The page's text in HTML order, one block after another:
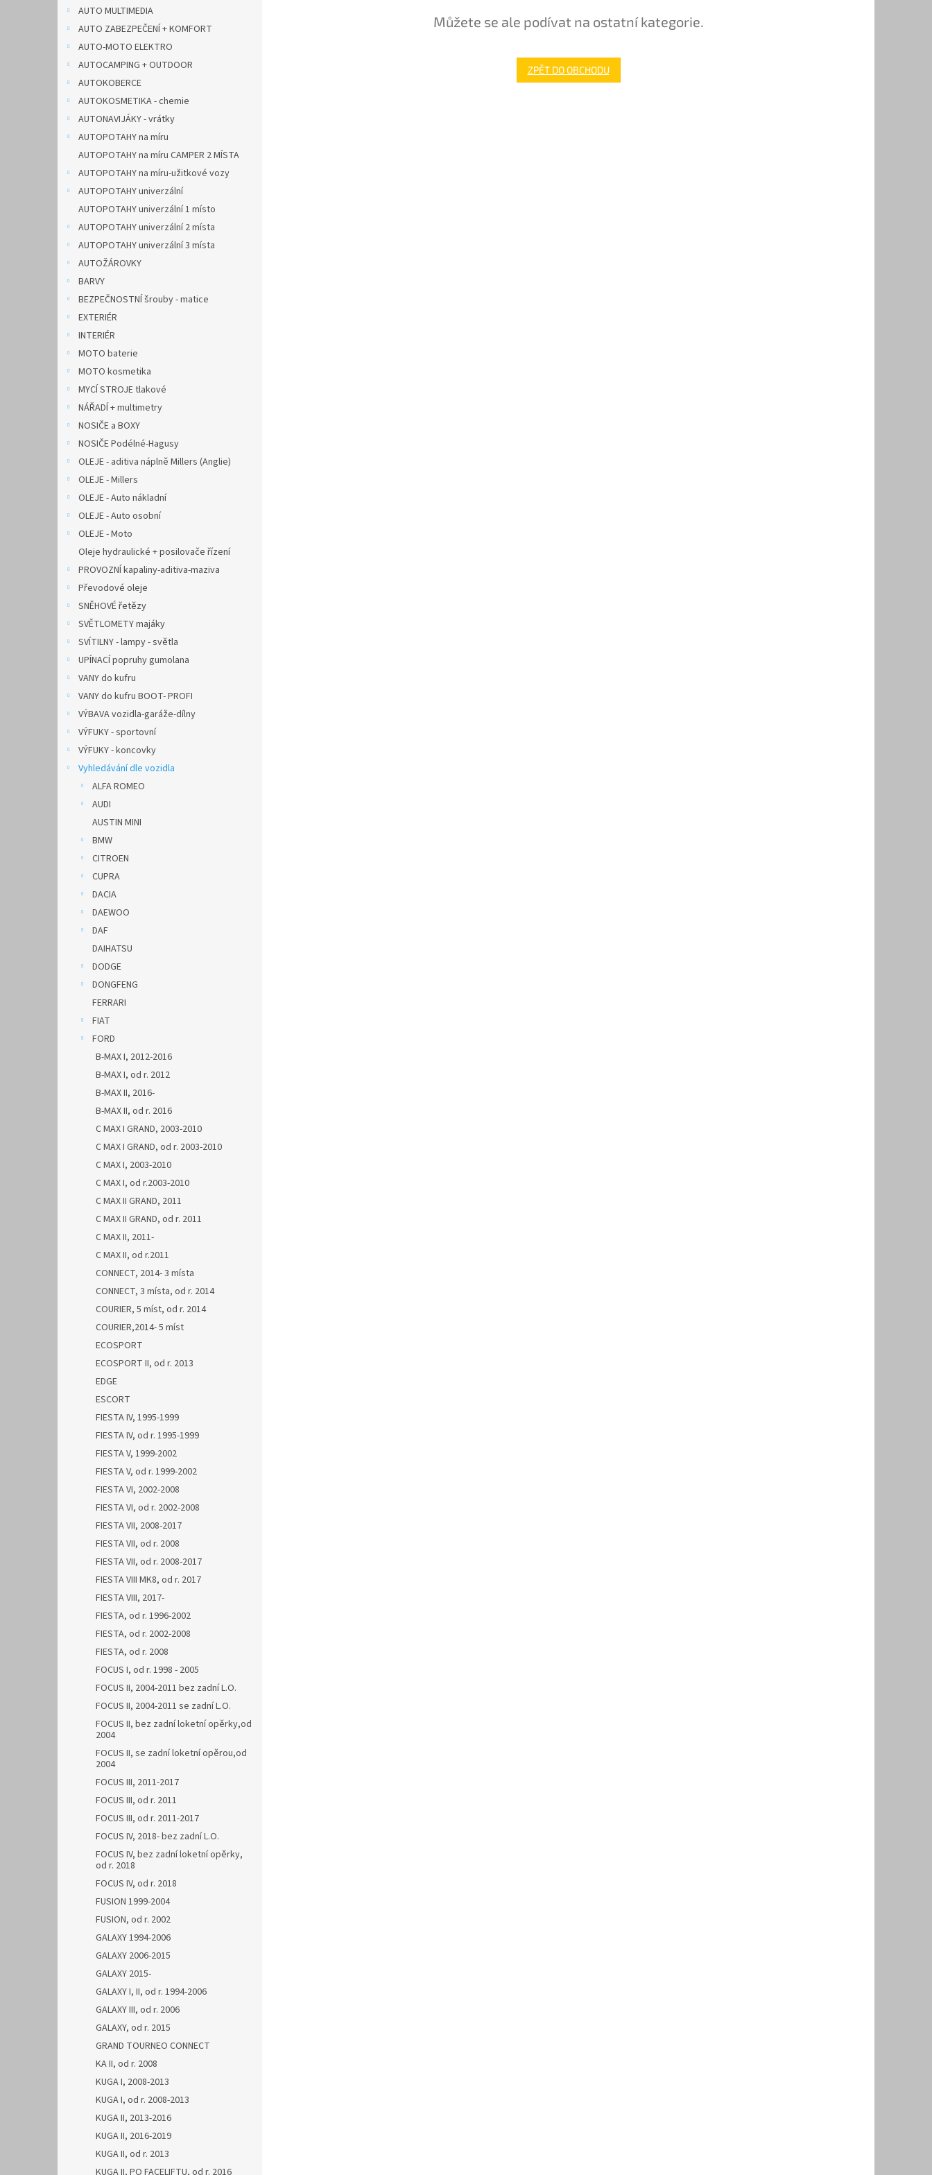
AUTO MULTIMEDIA
AUTO ZABEZPEČENÍ + KOMFORT
AUTO-MOTO ELEKTRO
AUTOCAMPING + OUTDOOR
AUTOKOBERCE
AUTOKOSMETIKA - chemie
AUTONAVIJÁKY - vrátky
AUTOPOTAHY na míru
AUTOPOTAHY na míru CAMPER 2 MÍSTA
AUTOPOTAHY na míru-užitkové vozy
AUTOPOTAHY univerzální
AUTOPOTAHY univerzální 1 místo
AUTOPOTAHY univerzální 2 místa
AUTOPOTAHY univerzální 3 místa
AUTOŽÁROVKY
BARVY
BEZPEČNOSTNÍ šrouby - matice
EXTERIÉR
INTERIÉR
MOTO baterie
MOTO kosmetika
MYCÍ STROJE tlakové
NÁŘADÍ + multimetry
NOSIČE a BOXY
NOSIČE Podélné-Hagusy
OLEJE - aditiva náplně Millers (Anglie)
OLEJE - Millers
OLEJE - Auto nákladní
OLEJE - Auto osobní
OLEJE - Moto
Oleje hydraulické + posilovače řízení
PROVOZNÍ kapaliny-aditiva-maziva
Převodové oleje
SNĚHOVÉ řetězy
SVĚTLOMETY majáky
SVÍTILNY - lampy - světla
UPÍNACÍ popruhy gumolana
VANY do kufru
VANY do kufru BOOT- PROFI
VÝBAVA vozidla-garáže-dílny
VÝFUKY - sportovní
VÝFUKY - koncovky
Vyhledávání dle vozidla
ALFA ROMEO
AUDI
AUSTIN MINI
BMW
CITROEN
CUPRA
DACIA
DAEWOO
DAF
DAIHATSU
DODGE
DONGFENG
FERRARI
FIAT
FORD
B-MAX I, 2012-2016
B-MAX I, od r. 2012
B-MAX II, 2016-
B-MAX II, od r. 2016
C MAX I GRAND, 2003-2010
C MAX I GRAND, od r. 2003-2010
C MAX I, 2003-2010
C MAX I, od r.2003-2010
C MAX II GRAND, 2011
C MAX II GRAND, od r. 2011
C MAX II, 2011-
C MAX II, od r.2011
CONNECT, 2014- 3 místa
CONNECT, 3 místa, od r. 2014
COURIER, 5 míst, od r. 2014
COURIER,2014- 5 míst
ECOSPORT
ECOSPORT II, od r. 2013
EDGE
ESCORT
FIESTA IV, 1995-1999
FIESTA IV, od r. 1995-1999
FIESTA V, 1999-2002
FIESTA V, od r. 1999-2002
FIESTA VI, 2002-2008
FIESTA VI, od r. 2002-2008
FIESTA VII, 2008-2017
FIESTA VII, od r. 2008
FIESTA VII, od r. 2008-2017
FIESTA VIII MK8, od r. 2017
FIESTA VIII, 2017-
FIESTA, od r. 1996-2002
FIESTA, od r. 2002-2008
FIESTA, od r. 2008
FOCUS I, od r. 1998 - 2005
FOCUS II, 2004-2011 bez zadní L.O.
FOCUS II, 2004-2011 se zadní L.O.
FOCUS II, bez zadní loketní opěrky,od
2004
FOCUS II, se zadní loketní opěrou,od
2004
FOCUS III, 2011-2017
FOCUS III, od r. 2011
FOCUS III, od r. 2011-2017
FOCUS IV, 2018- bez zadní L.O.
FOCUS IV, bez zadní loketní opěrky,
od r. 2018
FOCUS IV, od r. 2018
FUSION 1999-2004
FUSION, od r. 2002
GALAXY 1994-2006
GALAXY 2006-2015
GALAXY 2015-
GALAXY I, II, od r. 1994-2006
GALAXY III, od r. 2006
GALAXY, od r. 2015
GRAND TOURNEO CONNECT
KA II, od r. 2008
KUGA I, 2008-2013
KUGA I, od r. 2008-2013
KUGA II, 2013-2016
KUGA II, 2016-2019
KUGA II, od r. 2013
KUGA II, PO FACELIFTU, od r. 2016
Můžete se ale podívat na ostatní kategorie.
ZPĚT DO OBCHODU